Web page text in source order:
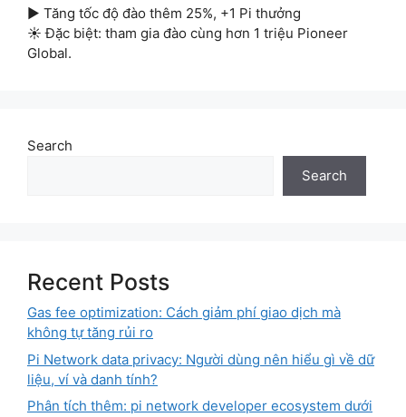
▶ Tăng tốc độ đào thêm 25%, +1 Pi thưởng
☀ Đặc biệt: tham gia đào cùng hơn 1 triệu Pioneer
Global.
Search
Search
Recent Posts
Gas fee optimization: Cách giảm phí giao dịch mà
không tự tăng rủi ro
Pi Network data privacy: Người dùng nên hiểu gì về dữ
liệu, ví và danh tính?
Phân tích thêm: pi network developer ecosystem dưới